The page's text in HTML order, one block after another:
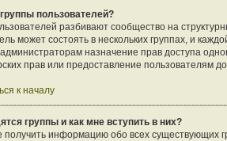
пользователей?
разбивают сообщество на
может состоять в нескольких группах, и
администраторам назначение прав доступа
прав или предоставление пользователям
к началу
группы и как мне вступить в них?
получить информацию обо всех существующих